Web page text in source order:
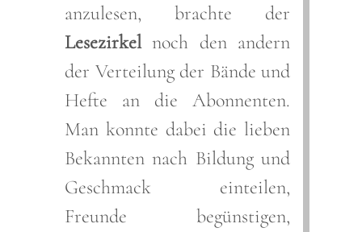
anzulesen, brachte der
Lesezirkelnoch den andern
der Verteilung der Bände und
Hefte an die Abonnenten.
Man konnte dabei die lieben
Bekannten nach Bildung und
Geschmack einteilen,
Freunde begünstigen,